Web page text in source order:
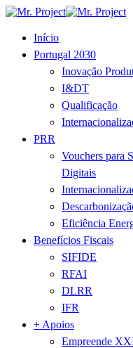
Início
Portugal 2030
Inovação
I&DT
Qualificação
PRR
Vouchers para
Digitais
Eficiência
Benefícios Fiscais
SIFIDE
RFAI
DLRR
IFR
+ Apoios
Empreende